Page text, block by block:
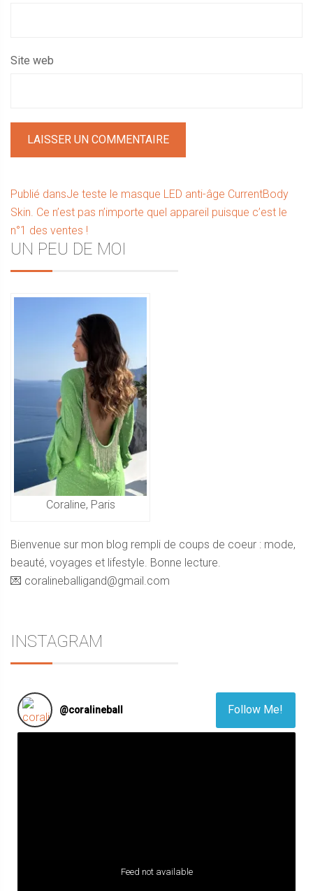
Site web
Navigation
de
l’article
Publié dansJe teste le masque LED anti-âge CurrentBody
Skin. Ce n’est pas n’importe quel appareil puisque c’est le
n°1 des ventes !
Sidebar
UN PEU DE MOI
Coraline, Paris
Bienvenue sur mon blog rempli de coups de coeur : mode,
beauté, voyages et lifestyle. Bonne lecture.
💌 coralineballigand@gmail.com
INSTAGRAM
@coralineball Follow Me!
Feed not available